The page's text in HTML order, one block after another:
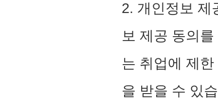
2. 개인정보 제
보 제공 동의
는 취업에 제한
을 받을 수 있